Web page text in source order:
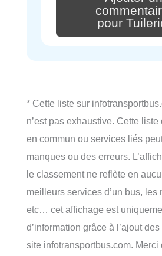
pour
* Cette liste sur
n’est pas exhaustive. Cette
en commun ou services liés
manques ou des erreurs.
le classement ne reflète en
meilleurs services d’un bus, les
etc… cet affichage est
d’information grâce à l’ajout
site infotransportbus.com. Merci